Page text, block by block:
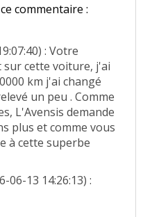
commentaire :
: Votre
cette voiture, j'ai
km j'ai changé
un peu . Comme
L'Avensis demande
plus et comme vous
à cette superbe
06-13 14:26:13) :